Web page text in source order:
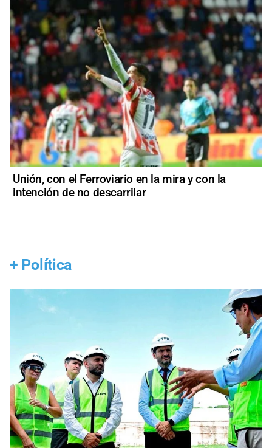
Unión, con el Ferroviario en la mira y con la
intención de no descarrilar
+ Política